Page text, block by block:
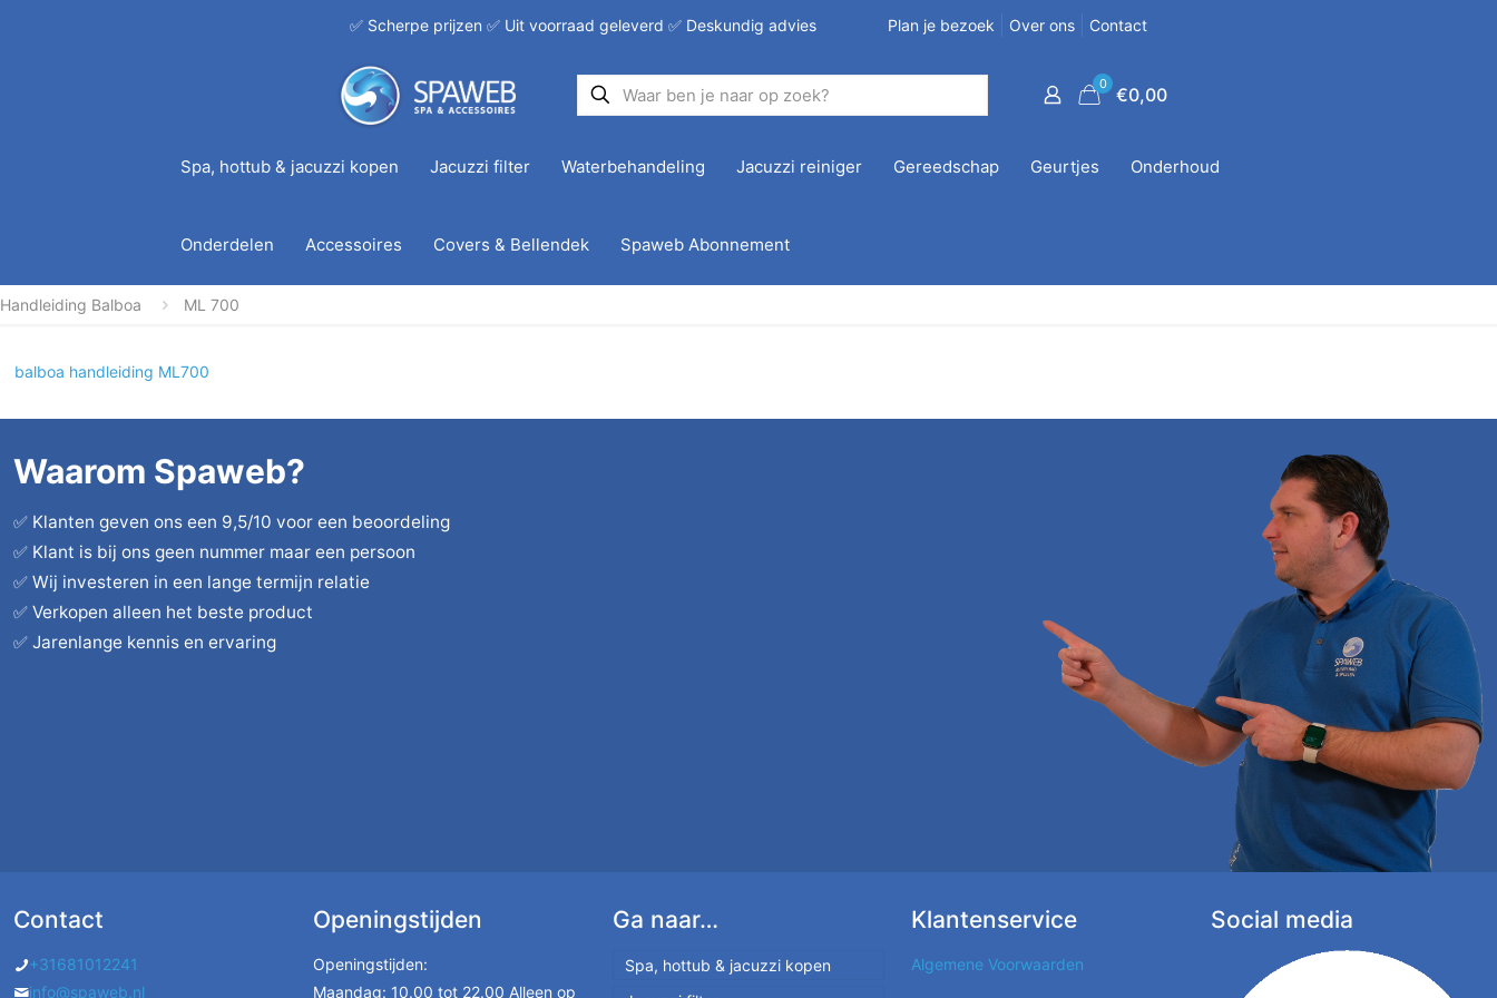
✅ Scherpe prijzen ✅ Uit voorraad geleverd ✅ Deskundig advies Plan je bezoek Over ons Contact
0 €0,00
Spa, hottub & jacuzzi kopen Jacuzzi filter Waterbehandeling Jacuzzi reiniger Gereedschap Geurtjes Onderhoud
Onderdelen Accessoires Covers & Bellendek Spaweb Abonnement
Handleiding Balboa ML 700
balboa handleiding ML700
Waarom Spaweb?
✅ Klanten geven ons een 9,5/10 voor een beoordeling
✅ Klant is bij ons geen nummer maar een persoon
✅ Wij investeren in een lange termijn relatie
✅ Verkopen alleen het beste product
✅ Jarenlange kennis en ervaring
Contact
+31681012241
info@spaweb.nl
Openingstijden
Openingstijden:
Maandag: 10.00 tot 22.00 Alleen op
Ga naar…
Spa, hottub & jacuzzi kopen
Klantenservice
Algemene Voorwaarden
Social media